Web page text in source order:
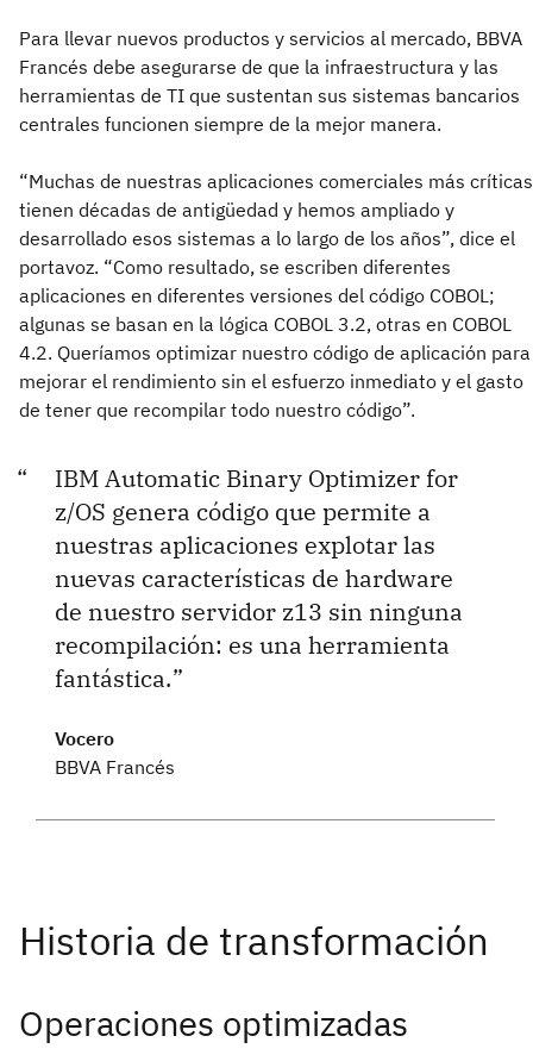
Para llevar nuevos productos y servicios al mercado, BBVA
Francés debe asegurarse de que la infraestructura y las
herramientas de TI que sustentan sus sistemas bancarios
centrales funcionen siempre de la mejor manera.
“Muchas de nuestras aplicaciones comerciales más críticas
tienen décadas de antigüedad y hemos ampliado y
desarrollado esos sistemas a lo largo de los años”, dice el
portavoz. “Como resultado, se escriben diferentes
aplicaciones en diferentes versiones del código COBOL;
algunas se basan en la lógica COBOL 3.2, otras en COBOL
4.2. Queríamos optimizar nuestro código de aplicación para
mejorar el rendimiento sin el esfuerzo inmediato y el gasto
de tener que recompilar todo nuestro código”.
IBM Automatic Binary Optimizer for
z/OS genera código que permite a
nuestras aplicaciones explotar las
nuevas características de hardware
de nuestro servidor z13 sin ninguna
recompilación: es una herramienta
fantástica.
Vocero
BBVA Francés
Operaciones optimizadas